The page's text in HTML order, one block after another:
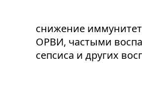
снижение
ОРВИ, частыми
сепсиса и других